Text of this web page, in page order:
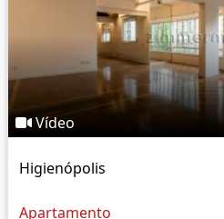
Vídeo
Higienópolis
Apartamento